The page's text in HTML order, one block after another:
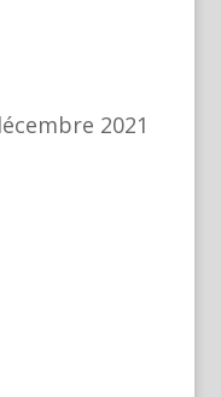
2021